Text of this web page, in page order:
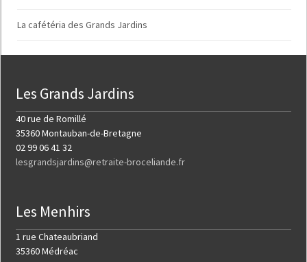
La cafétéria des Grands Jardins
Les Grands Jardins
40 rue de Romillé
35360 Montauban-de-Bretagne
02 99 06 41 32
lesgrandsjardins@retraite-broceliande.fr
Les Menhirs
1 rue Chateaubriand
35360 Médréac